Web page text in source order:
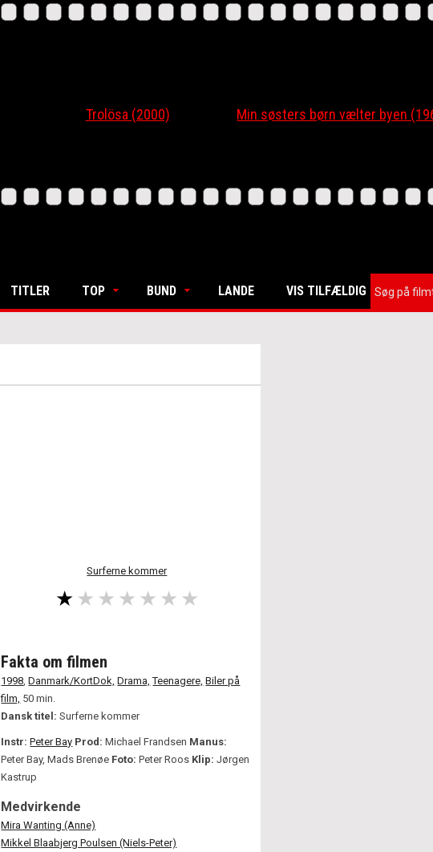
Trolösa (2000) Min søsters børn vælter byen (1968)
TITLER TOP BUND LANDE VIS TILFÆLDIG
Surferne kommer
Fakta om filmen
1998,Danmark/KortDok, Drama, Teenagere, Biler på
film, 50 min.
Dansk titel:Surferne kommer
Instr: Peter Bay Prod: Michael Frandsen Manus:
Peter Bay, Mads Brenøe Foto: Peter Roos Klip: Jørgen
Kastrup
Medvirkende
Mira Wanting (Anne)
Mikkel Blaabjerg Poulsen (Niels-Peter)